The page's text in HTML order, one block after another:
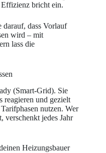
bricht ein.
darauf, dass Vorlauf
wird – mit
lass die
(Smart-Grid). Sie
reagieren und gezielt
nutzen. Wer
verschenkt jedes Jahr
Heizungsbauer